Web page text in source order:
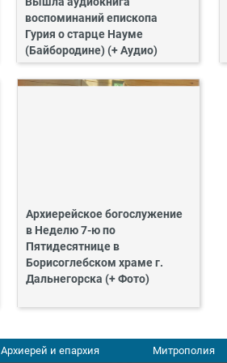
воспоминаний епископа
Гурия о старце Науме
(Байбородине) (+ Аудио)
Архиерейское богослужение
в Неделю 7-ю по
Пятидесятнице в
Борисоглебском храме г.
Дальнегорска (+ Фото)
Архиерей и епархия Митрополия